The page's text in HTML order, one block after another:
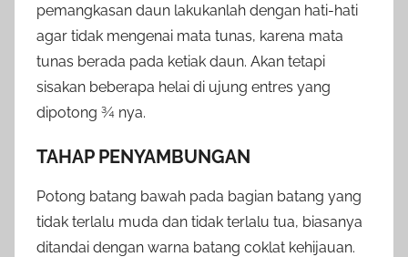
pemangkasan daun lakukanlah dengan hati-hati
agar tidak mengenai mata tunas, karena mata
tunas berada pada ketiak daun. Akan tetapi
sisakan beberapa helai di ujung entres yang
dipotong ¾ nya.
TAHAP PENYAMBUNGAN
Potong batang bawah pada bagian batang yang
tidak terlalu muda dan tidak terlalu tua, biasanya
ditandai dengan warna batang coklat kehijauan.